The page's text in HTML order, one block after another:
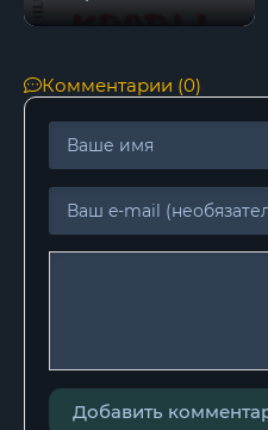
Комментарии (0)
Добавить